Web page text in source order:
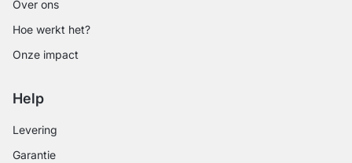
Over ons
Hoe werkt het?
Onze impact
Help
Levering
Garantie